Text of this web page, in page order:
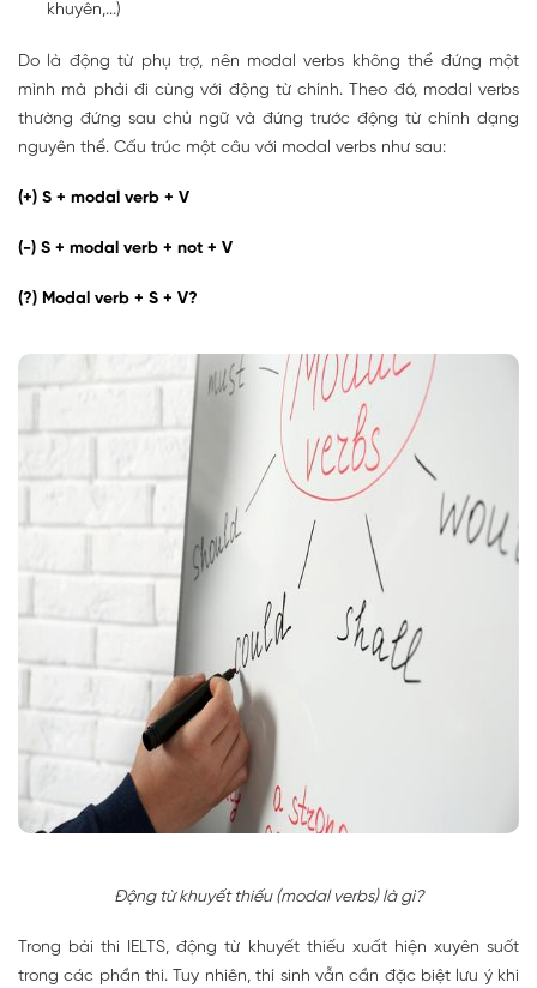
khuyên,...)
Do là động từ phụ trợ, nên modal verbs không thể đứng một
mình mà phải đi cùng với động từ chính. Theo đó, modal verbs
thường đứng sau chủ ngữ và đứng trước động từ chính dạng
nguyên thể. Cấu trúc một câu với modal verbs như sau:
(+) S + modal verb + V
(-) S + modal verb + not + V
(?) Modal verb + S + V?
Động từ khuyết thiếu (modal verbs) là gì?
Trong bài thi IELTS, động từ khuyết thiếu xuất hiện xuyên suốt
trong các phần thi. Tuy nhiên, thí sinh vẫn cần đặc biệt lưu ý khi